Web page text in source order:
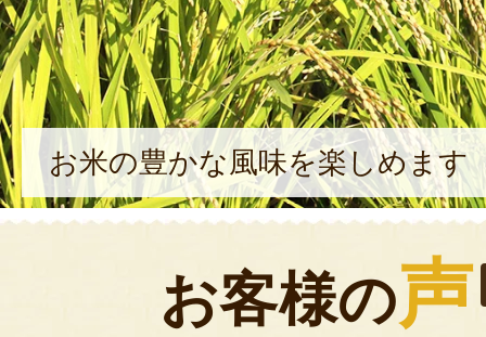
お米の豊かな風味を楽しめます
お客様の声